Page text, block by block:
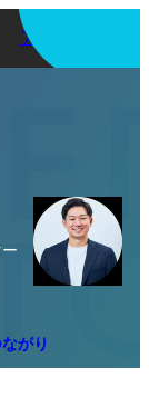
アプリを使う
がり